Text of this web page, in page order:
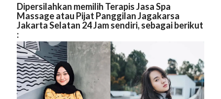
Dipersilahkan memilih Terapis Jasa Spa
Massage atau Pijat Panggilan Jagakarsa
Jakarta Selatan 24 Jam sendiri, sebagai berikut
: